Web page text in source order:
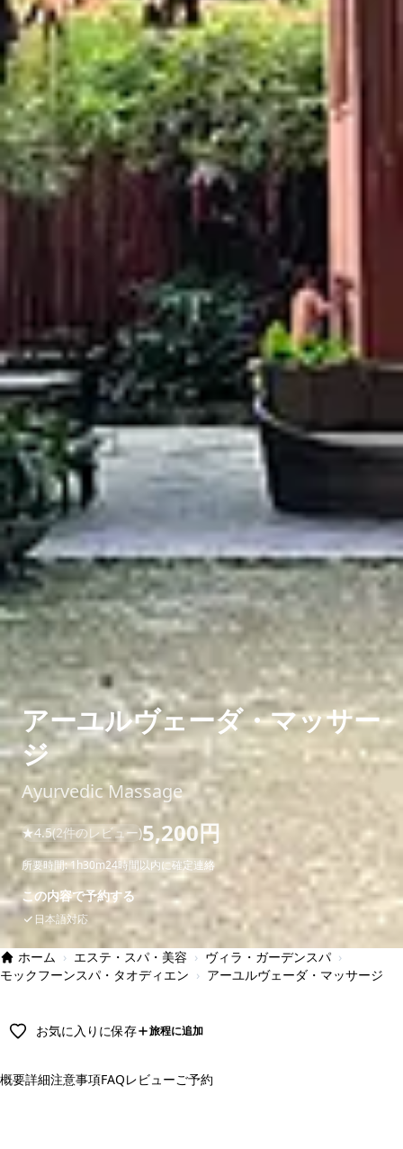
アーユルヴェーダ・マッサー
ジ
Ayurvedic Massage
★4.5(2件のレビュー)5,200円
所要時間: 1h30m24時間以内に確定連絡
この内容で予約する
日本語対応
ホーム › エステ・スパ・美容 › ヴィラ・ガーデンスパ ›
モックフーンスパ・タオディエン › アーユルヴェーダ・マッサージ
お気に入りに保存 旅程に追加
概要詳細注意事項FAQレビューご予約